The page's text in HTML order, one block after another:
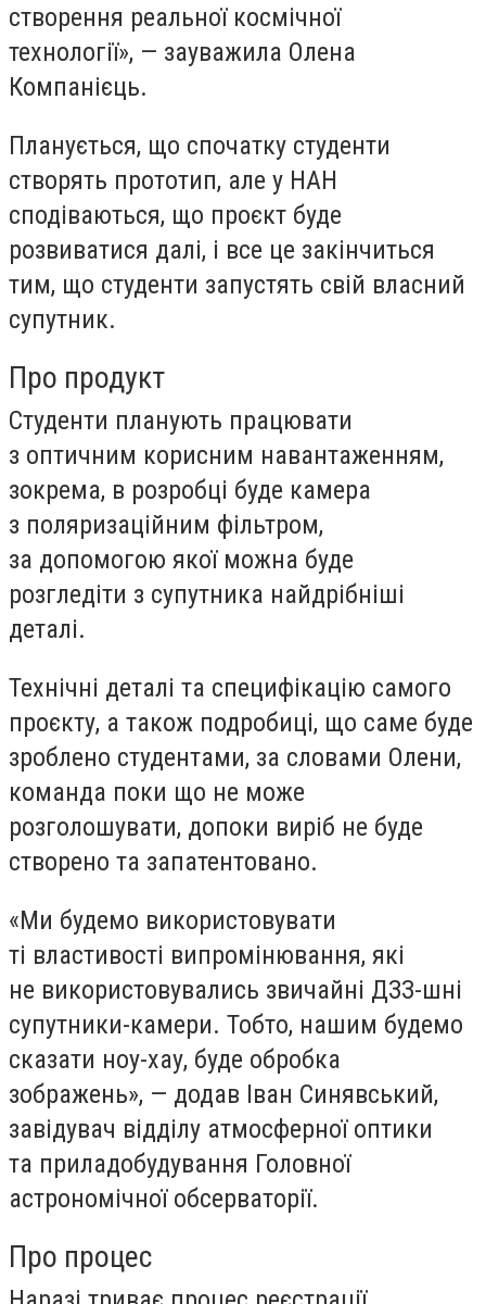
створення реальної космічної
технології», — зауважила Олена
Компанієць.
Планується, що спочатку студенти
створять прототип, але у НАН
сподіваються, що проєкт буде
розвиватися далі, і все це закінчиться
тим, що студенти запустять свій власний
супутник.
Про продукт
Студенти планують працювати
з оптичним корисним навантаженням,
зокрема, в розробці буде камера
з поляризаційним фільтром,
за допомогою якої можна буде
розгледіти з супутника найдрібніші
деталі.
Технічні деталі та специфікацію самого
проєкту, а також подробиці, що саме буде
зроблено студентами, за словами Олени,
команда поки що не може
розголошувати, допоки виріб не буде
створено та запатентовано.
«Ми будемо використовувати
ті властивості випромінювання, які
не використовувались звичайні ДЗЗ-шні
супутники-камери. Тобто, нашим будемо
сказати ноу-хау, буде обробка
зображень», — додав Іван Синявський,
завідувач відділу атмосферної оптики
та приладобудування Головної
астрономічної обсерваторії.
Про процес